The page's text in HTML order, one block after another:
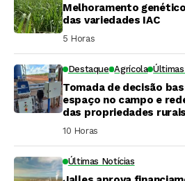
Melhoramento
das variedades IAC
5 Horas ⁮
Destaque Agrícola
Tomada de decisão
espaço no campo e
das propriedades rurais
10 Horas ⁮
Últimas Notícias